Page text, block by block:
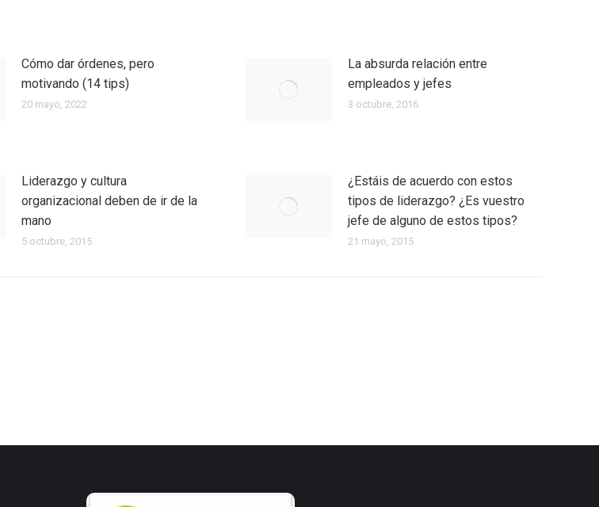
Cómo dar órdenes, pero
motivando (14 tips)
20 mayo, 2022
La absurda relación entre
empleados y jefes
3 octubre, 2016
Liderazgo y cultura
organizacional deben de ir de la
mano
5 octubre, 2015
¿Estáis de acuerdo con estos
tipos de liderazgo? ¿Es vuestro
jefe de alguno de estos tipos?
21 mayo, 2015